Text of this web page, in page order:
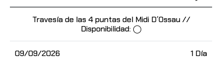
09/09/2026
Travesía de las 4 puntas del Midi D´Ossau //
Disponibilidad: ◯
1 Día